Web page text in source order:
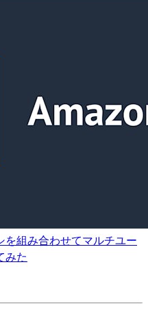
組み合わせてマルチユー
みた